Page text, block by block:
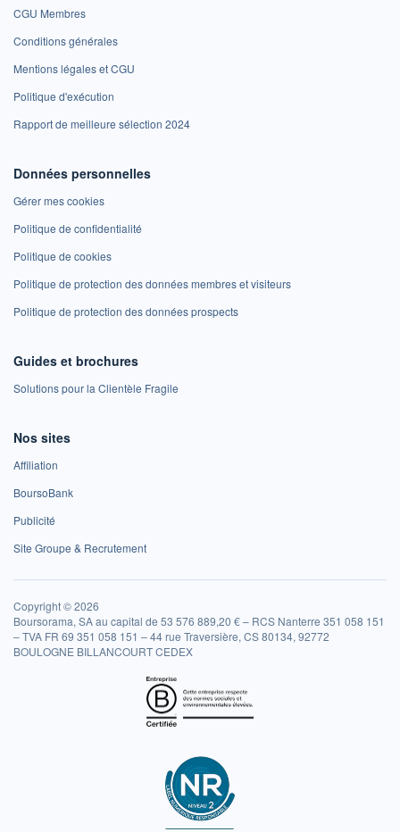
CGU Membres
Conditions générales
Mentions légales et CGU
Politique d'exécution
Rapport de meilleure sélection 2024
Données personnelles
Gérer mes cookies
Politique de confidentialité
Politique de cookies
Politique de protection des données membres et visiteurs
Politique de protection des données prospects
Guides et brochures
Solutions pour la Clientèle Fragile
Nos sites
Affiliation
BoursoBank
Publicité
Site Groupe & Recrutement
Copyright © 2026
Boursorama, SA au capital de 53 576 889,20 € – RCS Nanterre 351 058 151
– TVA FR 69 351 058 151 – 44 rue Traversière, CS 80134, 92772
BOULOGNE BILLANCOURT CEDEX